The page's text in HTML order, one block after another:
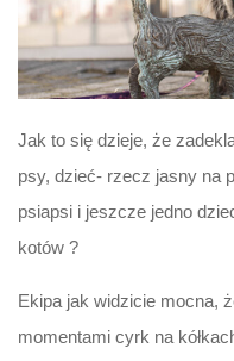
Jak to się dzieje, że
psy, dzieć- rzecz jasny na
psiapsi i jeszcze jedno
kotów ?
Ekipa jak widzicie mocna,
momentami cyrk na